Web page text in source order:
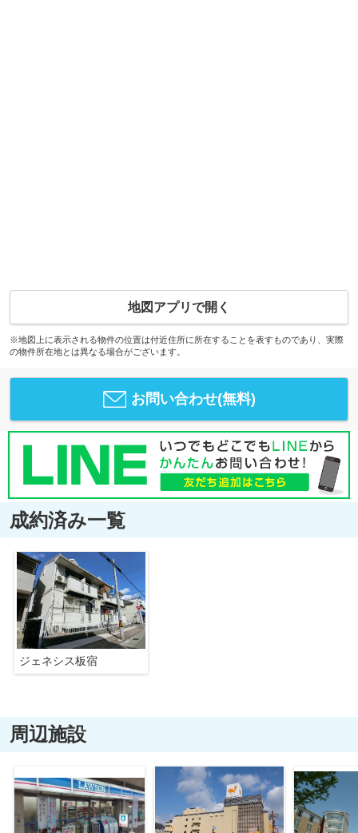
地図アプリで開く
※地図上に表示される物件の位置は付近住所に所在することを表すものであり、実際
の物件所在地とは異なる場合がございます。
お問い合わせ(無料)
成約済み一覧
ジェネシス板宿
周辺施設